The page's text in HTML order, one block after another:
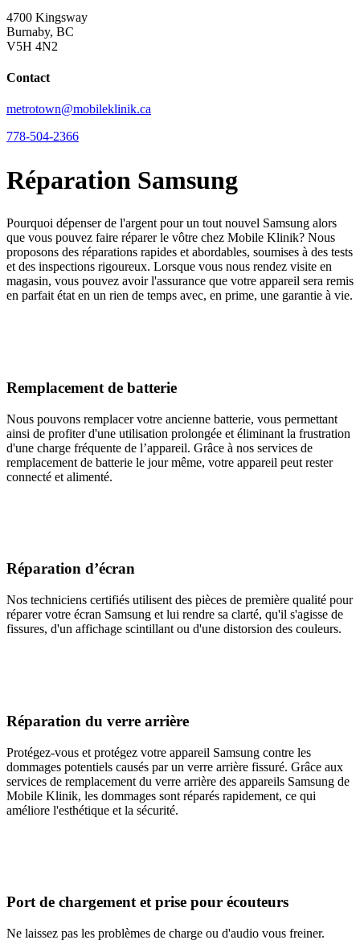
4700 Kingsway
Burnaby, BC
V5H 4N2
Contact
metrotown@mobileklinik.ca
778-504-2366
Réparation Samsung
Pourquoi dépenser de l'argent pour un tout nouvel Samsung alors
que vous pouvez faire réparer le vôtre chez Mobile Klinik? Nous
proposons des réparations rapides et abordables, soumises à des tests
et des inspections rigoureux. Lorsque vous nous rendez visite en
magasin, vous pouvez avoir l'assurance que votre appareil sera remis
en parfait état en un rien de temps avec, en prime, une garantie à vie.
Remplacement de batterie
Nous pouvons remplacer votre ancienne batterie, vous permettant
ainsi de profiter d'une utilisation prolongée et éliminant la frustration
d'une charge fréquente de l’appareil. Grâce à nos services de
remplacement de batterie le jour même, votre appareil peut rester
connecté et alimenté.
Réparation d’écran
Nos techniciens certifiés utilisent des pièces de première qualité pour
réparer votre écran Samsung et lui rendre sa clarté, qu'il s'agisse de
fissures, d'un affichage scintillant ou d'une distorsion des couleurs.
Réparation du verre arrière
Protégez-vous et protégez votre appareil Samsung contre les
dommages potentiels causés par un verre arrière fissuré. Grâce aux
services de remplacement du verre arrière des appareils Samsung de
Mobile Klinik, les dommages sont réparés rapidement, ce qui
améliore l'esthétique et la sécurité.
Port de chargement et prise pour écouteurs
Ne laissez pas les problèmes de charge ou d'audio vous freiner.